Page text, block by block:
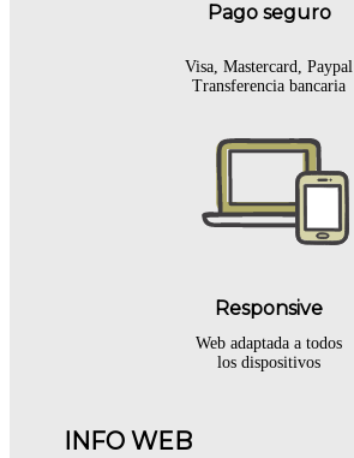
Pago seguro
Visa, Mastercard, Paypal
Transferencia bancaria
Responsive
Web adaptada a todos
los dispositivos
INFO WEB